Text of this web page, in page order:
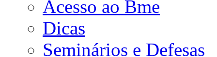
Acesso ao Bme
Dicas
Seminários e Defesas